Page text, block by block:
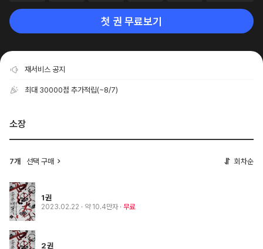
첫 권 무료보기
재서비스 공지
최대 30000점 추가적립(~8/7)
소장
7개 선택 구매 회차순
1권
2023.02.22 · 약 10.4만자 무료
2권